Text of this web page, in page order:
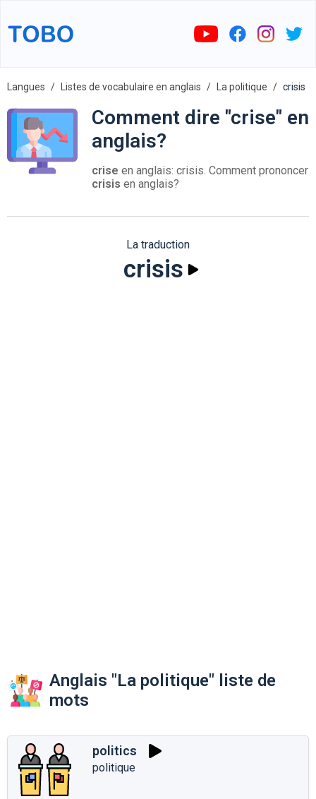
Langues Listes de vocabulaire en anglais La politique crisis
Comment dire "crise" en
anglais?
crise en anglais: crisis. Comment prononcer
crisis en anglais?
La traduction
crisis
Anglais "La politique" liste de
mots
politics
politique